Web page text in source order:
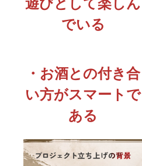
でいる
・お酒との付き合
い方がスマートで
ある